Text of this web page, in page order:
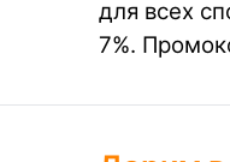
для всех
7%.